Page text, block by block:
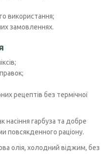
використання;
замовленнях.
рецептів без термічної
насіння гарбуза та добре
повсякденного раціону.
олія, холодний віджим, без